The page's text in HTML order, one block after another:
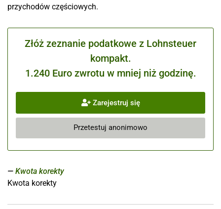
przychodów częściowych.
Złóż zeznanie podatkowe z Lohnsteuer
kompakt.
1.240 Euro zwrotu w mniej niż godzinę.
Zarejestruj się
Przetestuj anonimowo
Kwota korekty
Kwota korekty